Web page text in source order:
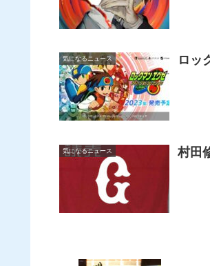
気になるニュース ロッ
気になるニュース 村田